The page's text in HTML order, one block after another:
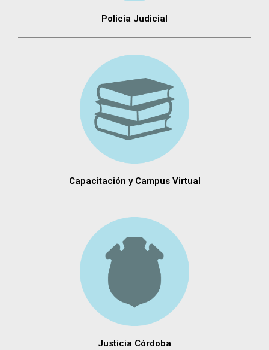
Policia Judicial
Capacitación y Campus Virtual
Justicia Córdoba